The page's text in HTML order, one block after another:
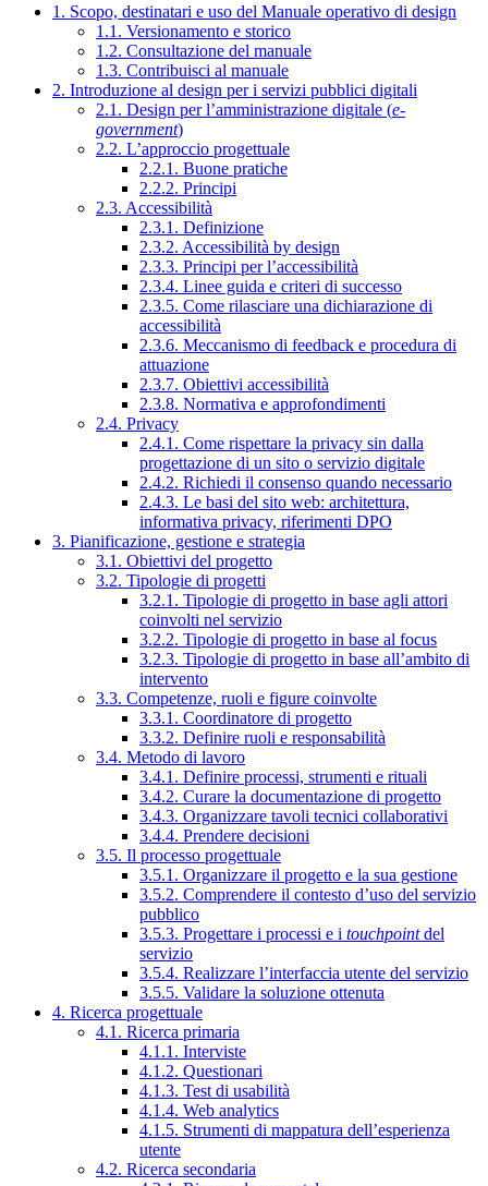
1. Scopo, destinatari e uso del Manuale operativo di design
1.1. Versionamento e storico
1.2. Consultazione del manuale
1.3. Contribuisci al manuale
2. Introduzione al design per i servizi pubblici digitali
2.1. Design per l’amministrazione digitale (e-
government)
2.2. L’approccio progettuale
2.2.1. Buone pratiche
2.2.2. Principi
2.3. Accessibilità
2.3.1. Definizione
2.3.2. Accessibilità by design
2.3.3. Principi per l’accessibilità
2.3.4. Linee guida e criteri di successo
2.3.5. Come rilasciare una dichiarazione di
accessibilità
2.3.6. Meccanismo di feedback e procedura di
attuazione
2.3.7. Obiettivi accessibilità
2.3.8. Normativa e approfondimenti
2.4. Privacy
2.4.1. Come rispettare la privacy sin dalla
progettazione di un sito o servizio digitale
2.4.2. Richiedi il consenso quando necessario
2.4.3. Le basi del sito web: architettura,
informativa privacy, riferimenti DPO
3. Pianificazione, gestione e strategia
3.1. Obiettivi del progetto
3.2. Tipologie di progetti
3.2.1. Tipologie di progetto in base agli attori
coinvolti nel servizio
3.2.2. Tipologie di progetto in base al focus
3.2.3. Tipologie di progetto in base all’ambito di
intervento
3.3. Competenze, ruoli e figure coinvolte
3.3.1. Coordinatore di progetto
3.3.2. Definire ruoli e responsabilità
3.4. Metodo di lavoro
3.4.1. Definire processi, strumenti e rituali
3.4.2. Curare la documentazione di progetto
3.4.3. Organizzare tavoli tecnici collaborativi
3.4.4. Prendere decisioni
3.5. Il processo progettuale
3.5.1. Organizzare il progetto e la sua gestione
3.5.2. Comprendere il contesto d’uso del servizio
pubblico
3.5.3. Progettare i processi e i touchpointdel
servizio
3.5.4. Realizzare l’interfaccia utente del servizio
3.5.5. Validare la soluzione ottenuta
4. Ricerca progettuale
4.1. Ricerca primaria
4.1.1. Interviste
4.1.2. Questionari
4.1.3. Test di usabilità
4.1.4. Web analytics
4.1.5. Strumenti di mappatura dell’esperienza
utente
4.2. Ricerca secondaria